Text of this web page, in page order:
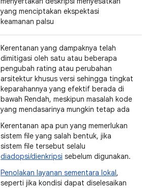
yang menciptakan ekspektasi
keamanan palsu
Kerentanan yang dampaknya telah
dimitigasi oleh satu atau beberapa
pengubah rating atau perubahan
arsitektur khusus versi sehingga tingkat
keparahannya yang efektif berada di
bawah Rendah, meskipun masalah kode
yang mendasarinya mungkin tetap ada
Kerentanan apa pun yang memerlukan
sistem file yang salah bentuk, jika
sistem file tersebut selalu
diadopsi/dienkripsi sebelum digunakan.
Penolakan layanan sementara lokal,
seperti jika kondisi dapat diselesaikan